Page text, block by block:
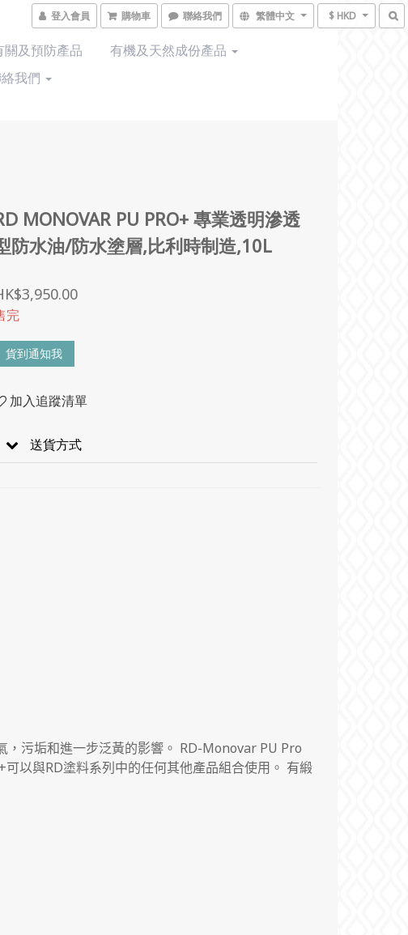
登入會員 購物車 聯絡我們 繁體中文 $ HKD
及預防產品
有機及天然成份產品
我們
MONOVAR PU PRO+ 專業透明滲透
防水油/防水塗層,比利時制造,10L
完
貨到通知我
加入追蹤清單
送貨方式
污垢和進一步泛黃的影響。 RD-Monovar PU Pro
以與RD塗料系列中的任何其他產品組合使用。 有緞